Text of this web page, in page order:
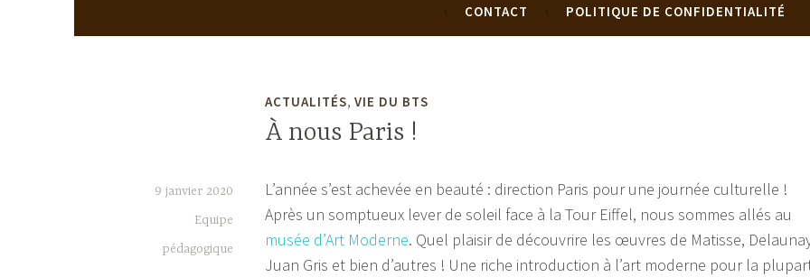
CONTACT POLITIQUE DE CONFIDENTIALITÉ
ACTUALITÉS, VIE DU BTS
À nous Paris !
9 janvier 2020
Equipe
pédagogique
L’année s’est achevée en beauté : direction Paris pour une journée culturelle !
Après un somptueux lever de soleil face à la Tour Eiffel, nous sommes allés au
musée d’Art Moderne. Quel plaisir de découvrire les œuvres de Matisse,
Juan Gris et bien d’autres ! Une riche introduction à l’art moderne pour la